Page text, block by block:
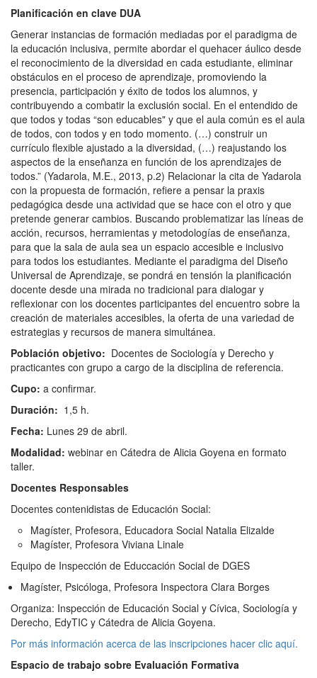
Planificación en clave DUA
Generar instancias de formación mediadas por el paradigma de
la educación inclusiva, permite abordar el quehacer áulico desde
el reconocimiento de la diversidad en cada estudiante, eliminar
obstáculos en el proceso de aprendizaje, promoviendo la
presencia, participación y éxito de todos los alumnos, y
contribuyendo a combatir la exclusión social. En el entendido de
que todos y todas “son educables" y que el aula común es el aula
de todos, con todos y en todo momento. (…) construir un
currículo flexible ajustado a la diversidad, (…) reajustando los
aspectos de la enseñanza en función de los aprendizajes de
todos.” (Yadarola, M.E., 2013, p.2) Relacionar la cita de Yadarola
con la propuesta de formación, refiere a pensar la praxis
pedagógica desde una actividad que se hace con el otro y que
pretende generar cambios. Buscando problematizar las líneas de
acción, recursos, herramientas y metodologías de enseñanza,
para que la sala de aula sea un espacio accesible e inclusivo
para todos los estudiantes. Mediante el paradigma del Diseño
Universal de Aprendizaje, se pondrá en tensión la planificación
docente desde una mirada no tradicional para dialogar y
reflexionar con los docentes participantes del encuentro sobre la
creación de materiales accesibles, la oferta de una variedad de
estrategias y recursos de manera simultánea.
Población objetivo: Docentes de Sociología y Derecho y
practicantes con grupo a cargo de la disciplina de referencia.
Cupo: a confirmar.
Duración: 1,5 h.
Fecha: Lunes 29 de abril.
Modalidad: webinar en Cátedra de Alicia Goyena en formato
taller.
Docentes Responsables
Docentes contenidistas de Educación Social:
Magíster, Profesora, Educadora Social Natalia Elizalde
Magíster, Profesora Viviana Linale
Equipo de Inspección de Educcación Social de DGES
Magíster, Psicóloga, Profesora Inspectora Clara Borges
Organiza: Inspección de Educación Social y Cívica, Sociología y
Derecho, EdyTIC y Cátedra de Alicia Goyena.
Por más información acerca de las inscripciones hacer clic aquí.
Espacio de trabajo sobre Evaluación Formativa